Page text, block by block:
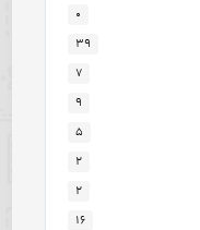
۰
۳۹
۷
۹
۵
۲
۲
۱۶